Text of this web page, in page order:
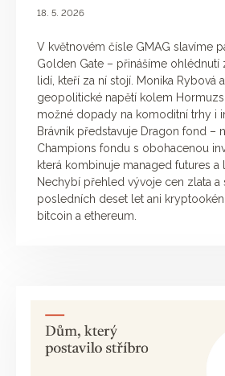
18. 5. 2026
V květnovém čísle GMAG slavíme
Golden Gate – přinášíme ohlédnutí
lidí, kteří za ní stojí. Monika Rybová
geopolitické napětí kolem
možné dopady na komoditní trhy i
Brávník představuje Dragon fond –
Champions fondu s obohacenou
která kombinuje managed futures a
Nechybí přehled vývoje cen zlata a
posledních deset let ani
bitcoin a ethereum.